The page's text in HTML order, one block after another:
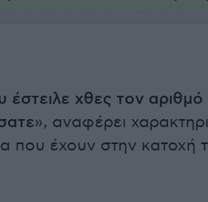
χθες τον αριθμό
», αναφέρει
που έχουν στην κατοχή